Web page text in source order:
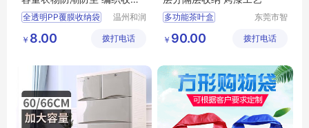
包 现货
全透明PP覆膜收纳袋
编织收纳包
温州和润
公司
￥ 8.00 拨打电话
多功能茶叶盒
茶叶收纳盒
东莞市智
限公司
￥ 90.00 拨打电话